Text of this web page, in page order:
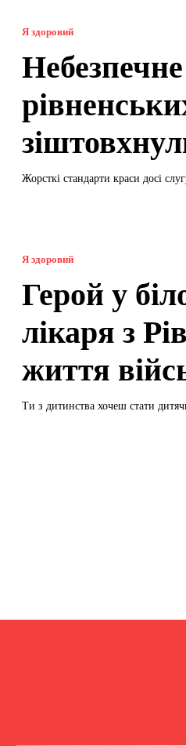
Я здоровий
Небезпечне
Жорсткі стандарти краси досі
Я здоровий
Герой у
лікаря з
життя
Ти з дитинства хочеш стати